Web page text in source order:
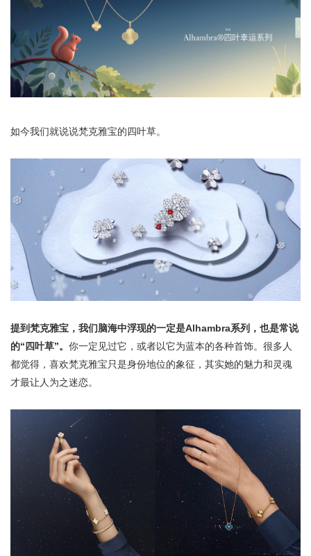
如今我们就说说梵克雅宝的四叶草。
提到梵克雅宝，我们脑海中浮现的一定是Alhambra系列，也是常说
的“四叶草”。 你一定见过它，或者以它为蓝本的各种首饰。很多人
都觉得，喜欢梵克雅宝只是身份地位的象征，其实她的魅力和灵魂
才最让人为之迷恋。